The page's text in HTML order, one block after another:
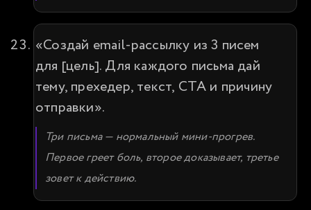
«Создай email-рассылку из 3 писем
для [цель]. Для каждого письма дай
тему, прехедер, текст, CTA и причину
отправки».
Три письма — нормальный мини-прогрев.
Первое греет боль, второе доказывает, третье
зовет к действию.